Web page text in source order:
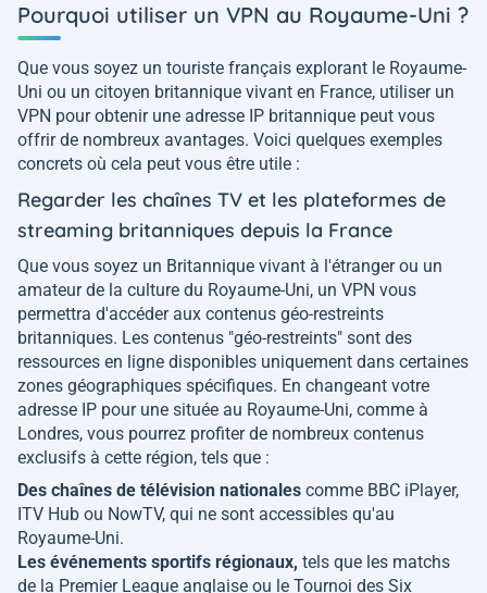
Pourquoi utiliser un VPN au Royaume-Uni ?
Que vous soyez un touriste français explorant le Royaume-
Uni ou un citoyen britannique vivant en France, utiliser un
VPN pour obtenir une adresse IP britannique peut vous
offrir de nombreux avantages. Voici quelques exemples
concrets où cela peut vous être utile :
Regarder les chaînes TV et les plateformes de
streaming britanniques depuis la France
Que vous soyez un Britannique vivant à l'étranger ou un
amateur de la culture du Royaume-Uni, un VPN vous
permettra d'accéder aux contenus géo-restreints
britanniques. Les contenus "géo-restreints" sont des
ressources en ligne disponibles uniquement dans certaines
zones géographiques spécifiques. En changeant votre
adresse IP pour une située au Royaume-Uni, comme à
Londres, vous pourrez profiter de nombreux contenus
exclusifs à cette région, tels que :
Des chaînes de télévision nationales comme BBC iPlayer,
ITV Hub ou NowTV, qui ne sont accessibles qu'au
Royaume-Uni.
Les événements sportifs régionaux, tels que les matchs
de la Premier League anglaise ou le Tournoi des Six